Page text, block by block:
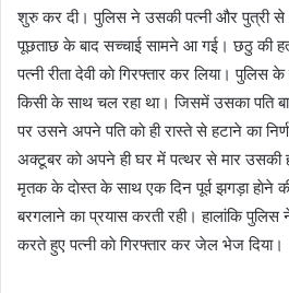
शुरु कर दी। पुलिस ने उसकी पत्नी और पुत्री
पूछताछ के बाद सच्चाई सामने आ गई। छठु की
पत्नी रीता देवी काे गिरफ्तार कर लिया। पुलिस
किसी के साथ चल रहा था। जिसमें उसका पति
पर उसने अपने पति काे ही रास्ते से हटाने का
अक्टूबर काे अपने ही घर में पत्थर से मार उसकी
मृतक के दाेस्त के साथ एक दिन पूर्व झगड़ा हाेने
बरगलाने का प्रयास करती रही। हालांकि
करते हुए पत्नी काे गिरफ्तार कर जेल भेज दिया।